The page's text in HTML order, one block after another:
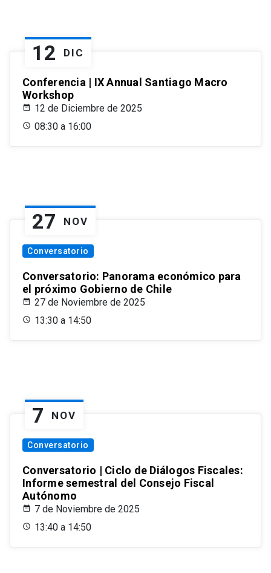
12 DIC
Conferencia | IX Annual Santiago Macro
Workshop
12 de Diciembre de 2025
08:30 a 16:00
27 NOV
Conversatorio
Conversatorio: Panorama económico para
el próximo Gobierno de Chile
27 de Noviembre de 2025
13:30 a 14:50
7 NOV
Conversatorio
Conversatorio | Ciclo de Diálogos Fiscales:
Informe semestral del Consejo Fiscal
Autónomo
7 de Noviembre de 2025
13:40 a 14:50